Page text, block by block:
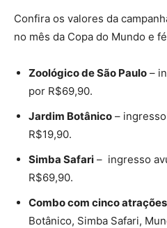
Confira os valores da
no mês da Copa do Mundo e
Zoológico de São Paulo –
por R$69,90.
Jardim Botânico –
R$19,90.
Simba Safari – ingresso
R$69,90.
Combo com cinco atrações
Botânico, Simba Safari,